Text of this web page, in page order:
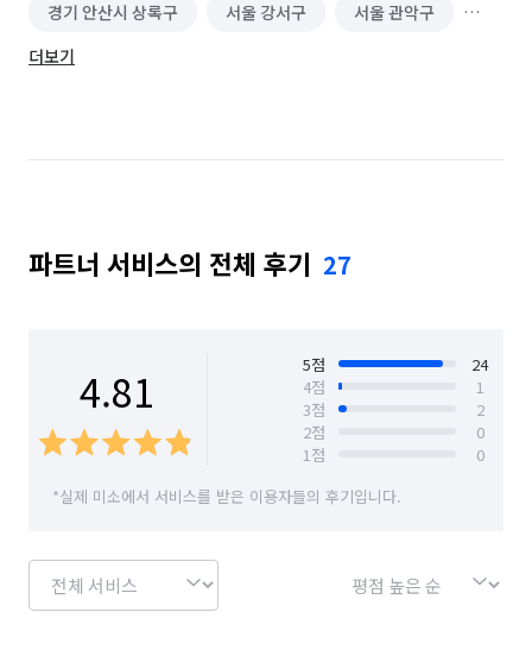
경기 안산시 상록구 서울 강서구 서울 관악구
서울 구로구
인천 계양구 인천 남동구 인천 부평구
경기 부천시 원미구 경기 부천시 오정구
더보기
파트너 서비스의 전체 후기 27
4.81 5점
24
4점
1
3점
2
2점
0
1점
0
*실제 미소에서 서비스를 받은 이용자들의 후기입니다.